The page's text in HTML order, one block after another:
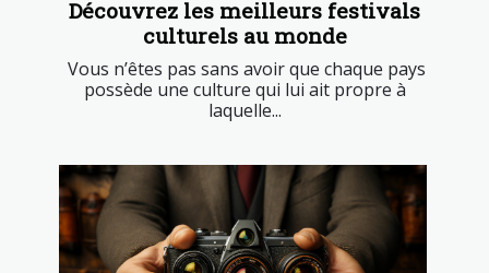
Découvrez les meilleurs festivals
culturels au monde
Vous n’êtes pas sans avoir que chaque pays
possède une culture qui lui ait propre à
laquelle...